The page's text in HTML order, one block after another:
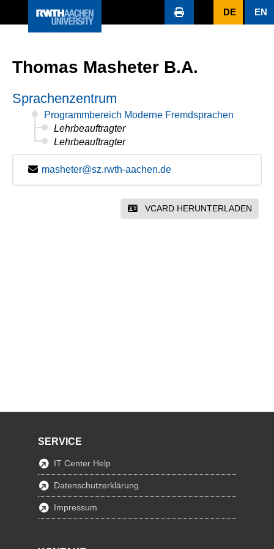
DE EN
Thomas Masheter B.A.
Sprachenzentrum
Programmbereich Moderne Fremdsprachen
Lehrbeauftragter
Lehrbeauftragter
masheter@sz.rwth-aachen.de
VCARD HERUNTERLADEN
SERVICE
IT Center Help
Datenschutzerklärung
Impressum